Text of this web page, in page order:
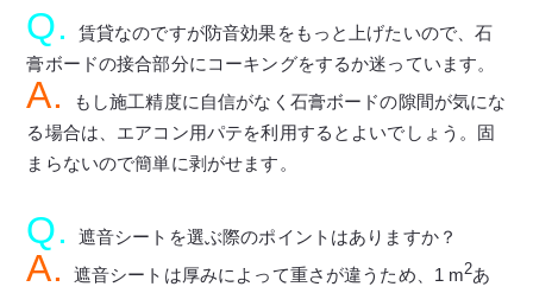
Q.
賃貸なのですが防音効果をもっと上げたいので、石
膏ボードの接合部分にコーキングをするか迷っています。
A.
もし施工精度に自信がなく石膏ボードの隙間が気にな
る場合は、エアコン用パテを利用するとよいでしょう。固
まらないので簡単に剥がせます。
Q. 遮音シートを選ぶ際のポイントはありますか？
A. 遮音シートは厚みによって重さが違うため、1 m2あ